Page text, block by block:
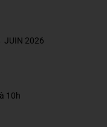
JUIN 2026
10h